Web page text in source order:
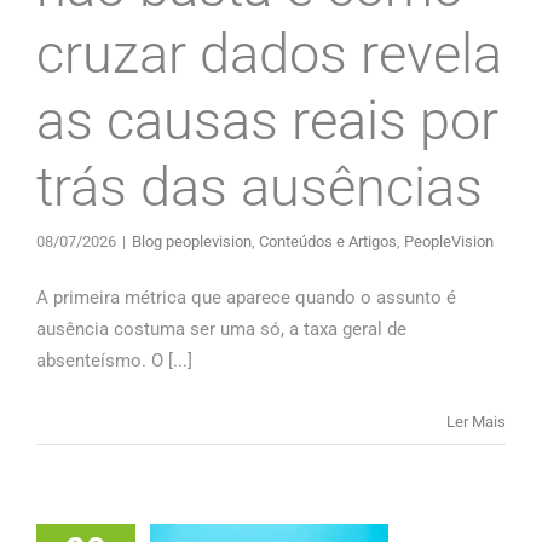
cruzar dados revela
as causas reais por
trás das ausências
08/07/2026 | Blog peoplevision, Conteúdos e Artigos, PeopleVision
A primeira métrica que aparece quando o assunto é
ausência costuma ser uma só, a taxa geral de
absenteísmo. O [...]
Ler Mais